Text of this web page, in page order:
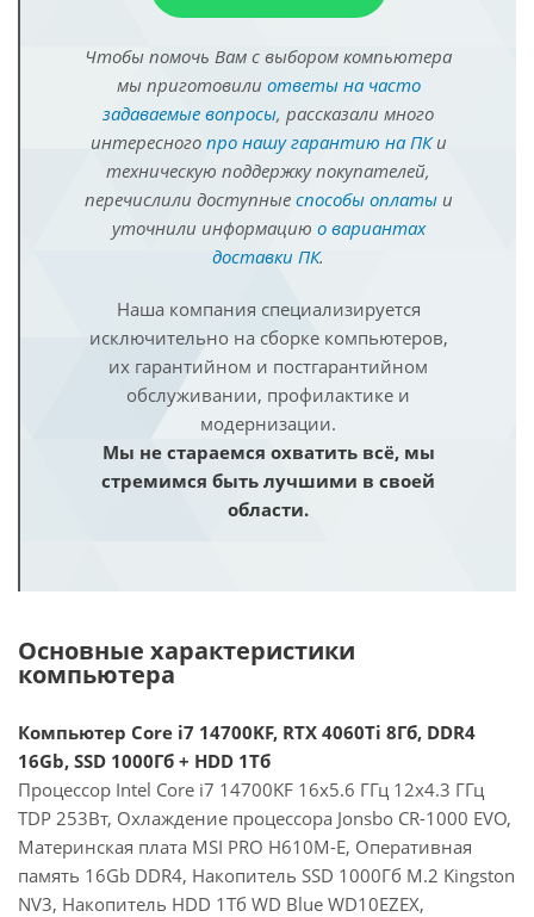
Чтобы помочь Вам с выбором компьютера
мы приготовили ответы на часто
задаваемые вопросы, рассказали много
интересного про нашу гарантию на ПКи
техническую поддержку покупателей,
перечислили доступные способы оплатыи
уточнили информацию о вариантах
доставки ПК.
Наша компания специализируется
исключительно на сборке компьютеров,
их гарантийном и постгарантийном
обслуживании, профилактике и
модернизации.
Мы не стараемся охватить всё, мы
стремимся быть лучшими в своей
области.
Основные характеристики
компьютера
Компьютер Core i7 14700KF, RTX 4060Ti 8Гб, DDR4
16Gb, SSD 1000Гб + HDD 1Тб
Процессор Intel Core i7 14700KF 16x5.6 ГГц 12x4.3 ГГц
TDP 253Вт, Охлаждение процессора Jonsbo CR-1000 EVO,
Материнская плата MSI PRO H610M-E, Оперативная
память 16Gb DDR4, Накопитель SSD 1000Гб M.2 Kingston
NV3, Накопитель HDD 1Тб WD Blue WD10EZEX,